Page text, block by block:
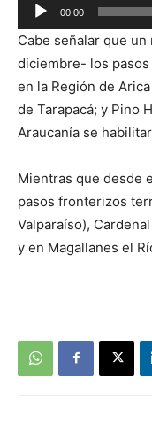
Reproductor
de
audio
00:00
Cabe señalar que
diciembre- los
en la Región de
de Tarapacá; y Pino
Araucanía se
Mientras que desde
pasos fronterizos
Valparaíso),
y en Magallanes el